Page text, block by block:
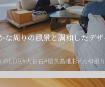
な周りの風景と調和したデ
のLDK#大谷石#屋久島地杉#大和張り
閉じる
閉じる
閉じる